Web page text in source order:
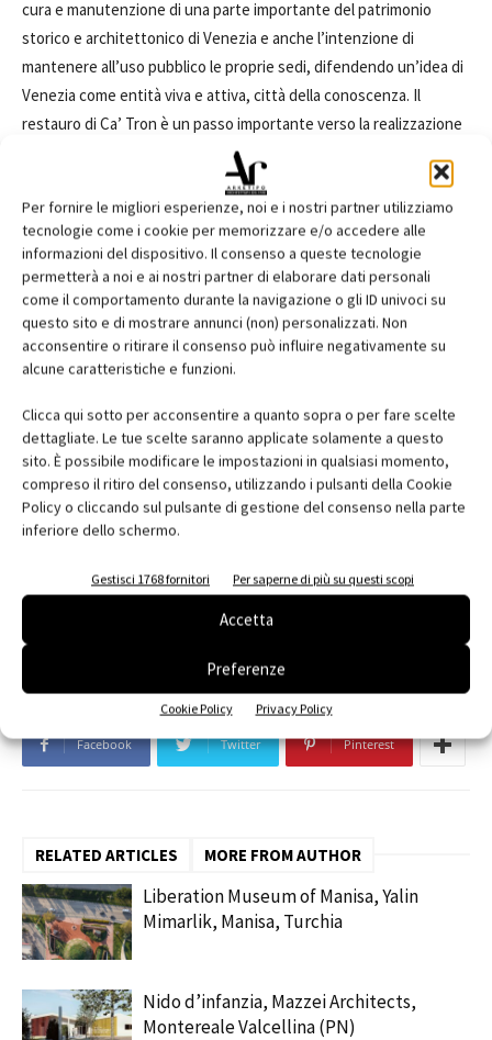
Per fornire le migliori esperienze, noi e i nostri partner utilizziamo
tecnologie come i cookie per memorizzare e/o accedere alle
informazioni del dispositivo. Il consenso a queste tecnologie
permetterà a noi e ai nostri partner di elaborare dati personali
come il comportamento durante la navigazione o gli ID univoci su
questo sito e di mostrare annunci (non) personalizzati. Non
acconsentire o ritirare il consenso può influire negativamente su
alcune caratteristiche e funzioni.
Clicca qui sotto per acconsentire a quanto sopra o per fare scelte
dettagliate. Le tue scelte saranno applicate solamente a questo
sito. È possibile modificare le impostazioni in qualsiasi momento,
compreso il ritiro del consenso, utilizzando i pulsanti della Cookie
Policy o cliccando sul pulsante di gestione del consenso nella parte
inferiore dello schermo.
Gestisci 1768 fornitori Per saperne di più su questi scopi
Accetta
Preferenze
Cookie Policy Privacy Policy
cura e manutenzione di una parte importante del patrimonio
storico e architettonico di Venezia e anche l’intenzione di
mantenere all’uso pubblico le proprie sedi, difendendo un’idea di
Venezia come entità viva e attiva, città della conoscenza. Il
restauro di Ca’ Tron è un passo importante verso la realizzazione
di un fondaco della ricerca aperto all’incontro internazionale, alla
città, alle imprese, alle istituzioni locali. Gli spazi appena restaurati
del terzo piano del palazzo ospiteranno la nuova sede della
Fondazione Eni Enrico Matteia Venezia che insieme
all’Università Iuav ha di recente costituitoEPiC (Earth and Polis
research center), centro internazionale di ricerca che ha avviato
un percorso pluriennale su due temi strategici del dibattito
contemporaneo: l’adattamento delle città al cambiamento
climatico e la ricostruzione delle città in contesti di conflitto, con
particolare attenzione ai Paesi del Medio Oriente e Nord Africa.
Un progetto di eccellenza che si rivolge al mondo con l’obiettivo
di affiancare i governi urbani nella sfida della resilienza climatica,
sociale ed economica.
comfort termico
Fondazione Enrico Mattei illuminazione
Iuav
Venezia
Facebook Twitter Pinterest
RELATED ARTICLES MORE FROM AUTHOR
Liberation Museum of Manisa, Yalin
Mimarlik, Manisa, Turchia
Nido d’infanzia, Mazzei Architects,
Montereale Valcellina (PN)